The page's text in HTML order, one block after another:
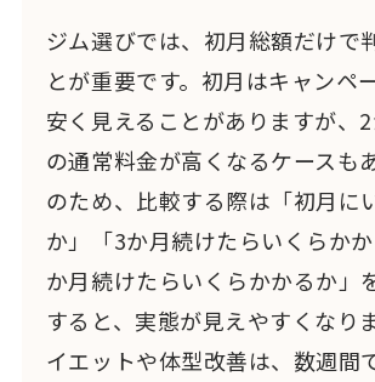
ジム選びでは、初月総額だけで
とが重要です。初月はキャンペ
安く見えることがありますが、
の通常料金が高くなるケースも
のため、比較する際は「初月に
か」「3か月続けたらいくらか
か月続けたらいくらかかるか」
すると、実態が見えやすくなり
イエットや体型改善は、数週間